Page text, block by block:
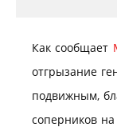
Как сообщает
отгрызание
подвижным,
соперников